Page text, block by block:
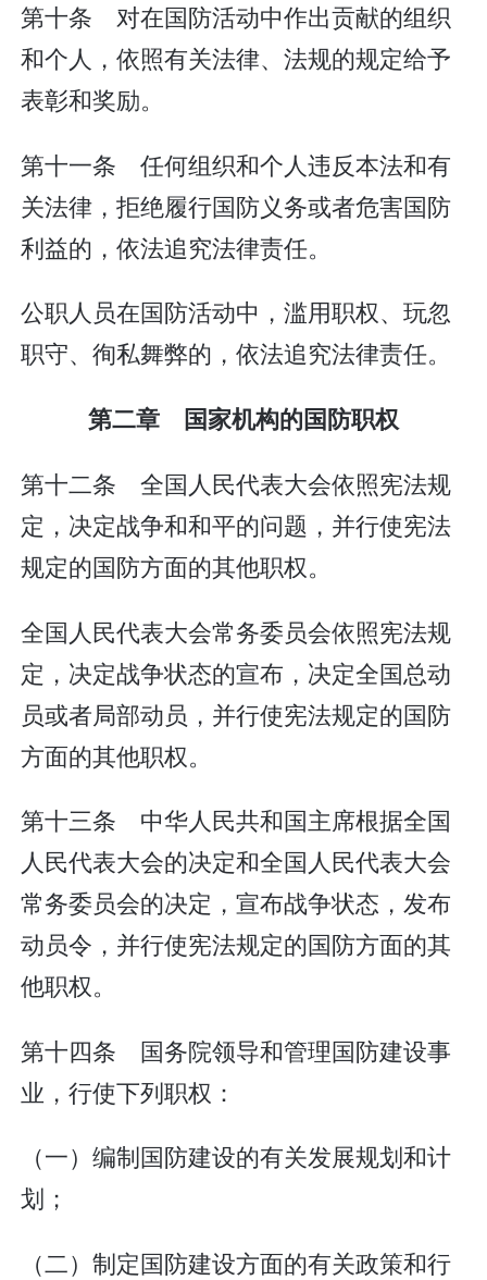
第十条 对在国防活动中作出贡献的组织
和个人，依照有关法律、法规的规定给予
表彰和奖励。
第十一条 任何组织和个人违反本法和有
关法律，拒绝履行国防义务或者危害国防
利益的，依法追究法律责任。
公职人员在国防活动中，滥用职权、玩忽
职守、徇私舞弊的，依法追究法律责任。
第二章 国家机构的国防职权
第十二条 全国人民代表大会依照宪法规
定，决定战争和和平的问题，并行使宪法
规定的国防方面的其他职权。
全国人民代表大会常务委员会依照宪法规
定，决定战争状态的宣布，决定全国总动
员或者局部动员，并行使宪法规定的国防
方面的其他职权。
第十三条 中华人民共和国主席根据全国
人民代表大会的决定和全国人民代表大会
常务委员会的决定，宣布战争状态，发布
动员令，并行使宪法规定的国防方面的其
他职权。
第十四条 国务院领导和管理国防建设事
业，行使下列职权：
（一）编制国防建设的有关发展规划和计
划；
（二）制定国防建设方面的有关政策和行